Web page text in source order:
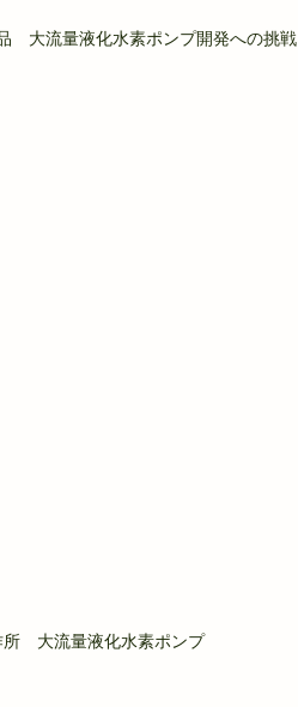
　大流量液化水素ポンプ開発への挑戦
　大流量液化水素ポンプ